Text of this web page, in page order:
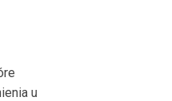
u